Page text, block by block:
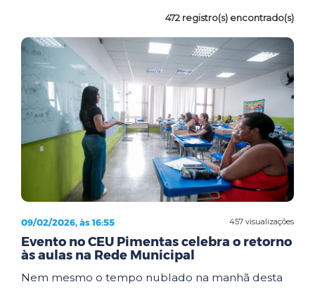
472 registro(s) encontrado(s)
457 visualizações
09/02/2026, às 16:55
Evento no CEU Pimentas celebra o retorno
às aulas na Rede Municipal
Nem mesmo o tempo nublado na manhã desta